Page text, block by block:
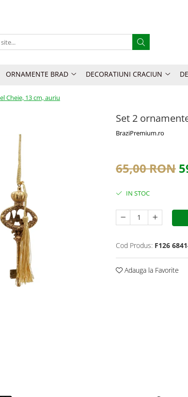
ORNAMENTE BRAD DECORATIUNI CRACIUN
Cheie, 13 cm, auriu
Set 2
BraziPremium.ro
65,00 RON
IN STOC
Cod Produs: F126
Adauga la Favorite